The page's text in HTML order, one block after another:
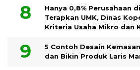
Hanya 0,8% Perusahaan
Terapkan UMK, Dinas
Kriteria Usaha Mikro dan
5 Contoh Desain
dan Bikin Produk Laris